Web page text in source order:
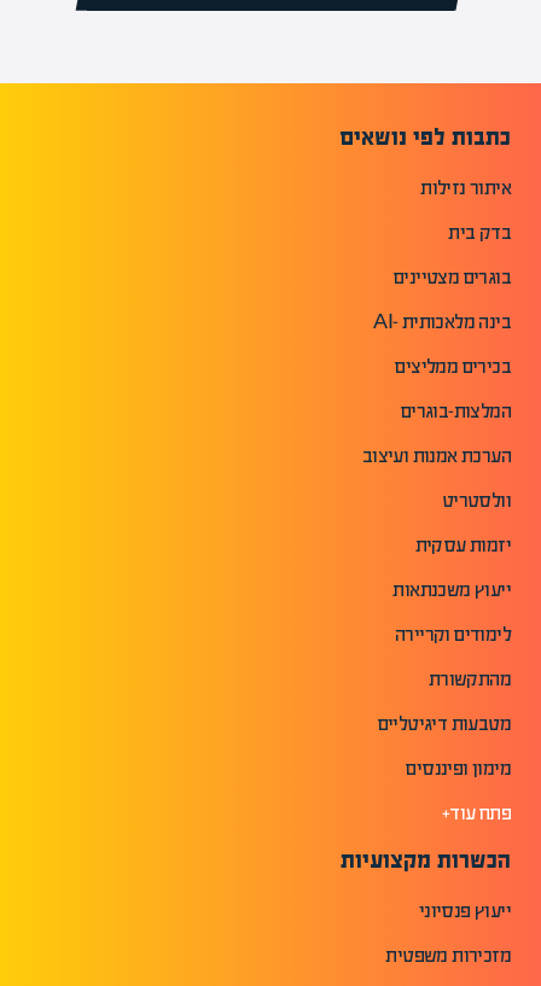
כתבות לפי נושאים
איתור נזילות
בדק בית
בוגרים מצטיינים
בינה מלאכותית -AI
בכירים ממליצים
המלצות-בוגרים
הערכת אמנות ועיצוב
וולסטריט
יזמות עסקית
ייעוץ משכנתאות
לימודים וקריירה
מהתקשורת
מטבעות דיגיטליים
מימון ופיננסים
פתח עוד+
הכשרות מקצועיות
ייעוץ פנסיוני
מזכירות משפטית